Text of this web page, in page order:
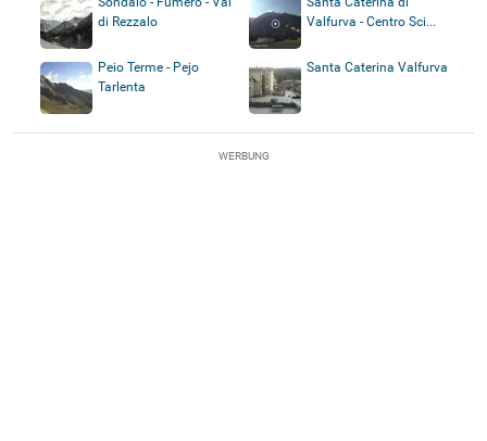
di Rezzalo
Valfurva - Centro Sci...
Peio Terme - Pejo
Tarlenta
Santa Caterina Valfurva
WERBUNG